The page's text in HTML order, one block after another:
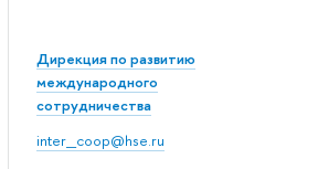
Дирекция по развитию
международного
сотрудничества
inter_coop@hse.ru